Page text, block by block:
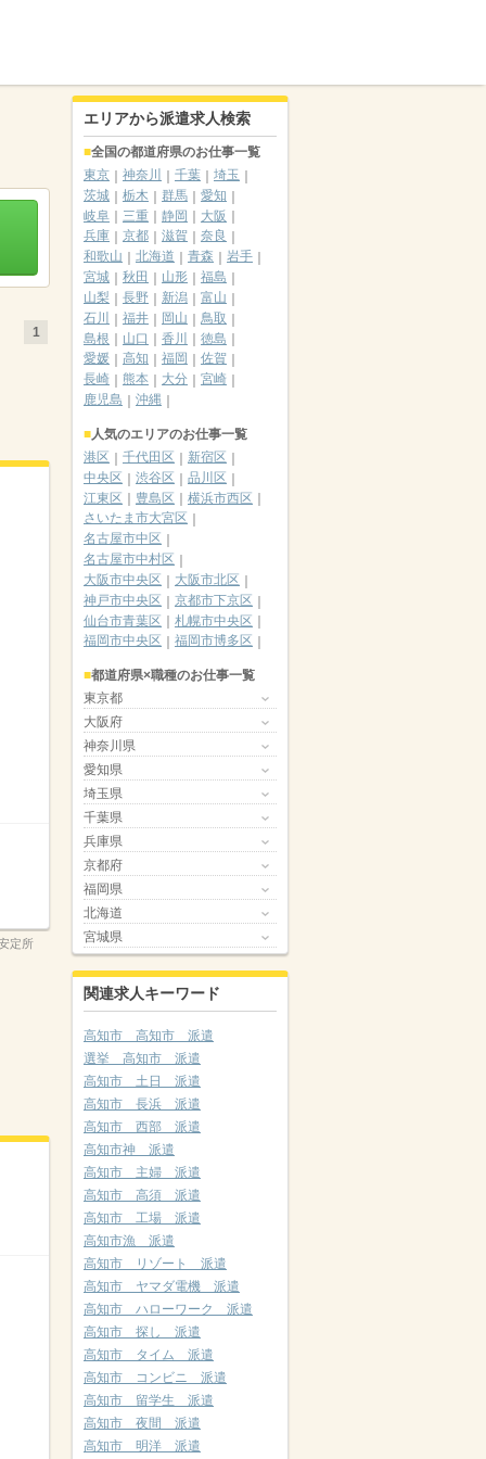
1
定所
エリアから派遣求人検索
全国の都道府県のお仕事一覧
東京
神奈川 千葉
埼玉
茨城
栃木 群馬
愛知
岐阜
三重 静岡
大阪
兵庫
京都 滋賀
奈良
和歌山
北海道 青森
岩手
宮城
秋田 山形
福島
山梨
長野 新潟
富山
石川
福井 岡山
鳥取
島根
山口 香川
徳島
愛媛
高知 福岡
佐賀
長崎
熊本 大分
宮崎
鹿児島
沖縄
人気のエリアのお仕事一覧
港区
千代田区
新宿区
中央区
渋谷区
品川区
江東区
豊島区
横浜市西区
さいたま市大宮区
名古屋市中区
名古屋市中村区
大阪市中央区
大阪市北区
神戸市中央区
京都市下京区
仙台市青葉区
札幌市中央区
福岡市中央区
福岡市博多区
都道府県×職種のお仕事一覧
東京都
大阪府
神奈川県
愛知県
埼玉県
千葉県
兵庫県
京都府
福岡県
北海道
宮城県
関連求人キーワード
高知市 高知市 派遣
選挙 高知市 派遣
高知市 土日 派遣
高知市 長浜 派遣
高知市 西部 派遣
高知市神 派遣
高知市 主婦 派遣
高知市 高須 派遣
高知市 工場 派遣
高知市漁 派遣
高知市 リゾート 派遣
高知市 ヤマダ電機 派遣
高知市 ハローワーク 派遣
高知市 探し 派遣
高知市 タイム 派遣
高知市 コンビニ 派遣
高知市 留学生 派遣
高知市 夜間 派遣
高知市 明洋 派遣